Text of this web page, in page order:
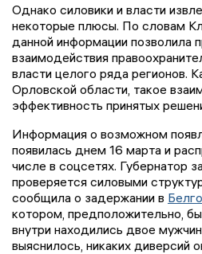
Однако силовики и власти
некоторые плюсы. По словам
данной информации позволила
взаимодействия
власти целого ряда регионов.
Орловской области, такое
эффективность принятых
Информация о возможном
появилась днем 16 марта и
числе в соцсетях. Губернатор
проверяется силовыми
сообщила о задержании в
котором, предположительно,
внутри находились двое
выяснилось, никаких диверсий